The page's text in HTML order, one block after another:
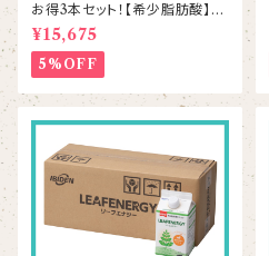
お得3本セット！【希少脂肪酸】リ
ーフエナジー 500mL×3本
¥15,675
5%OFF